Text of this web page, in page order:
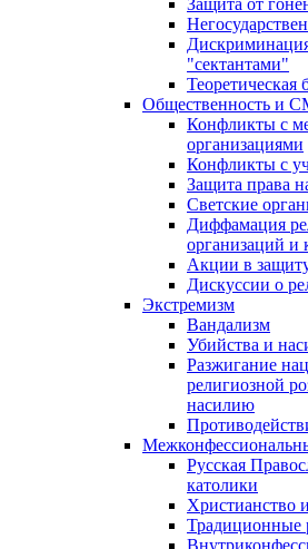
Защита от
"сектантами"
Теоретическая
Общественность и
Конфликты с
организациями
Конфликты с
Защита права
Светские
Диффамация
организаций
Акции в
Дискуссии о
Экстремизм
Вандализм
Убийства и
Разжигание
религиозной
насилию
Русская
католики
Христианство
Традиционные